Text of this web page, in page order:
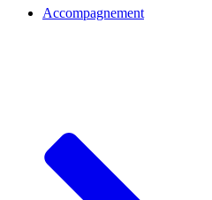
Accompagnement